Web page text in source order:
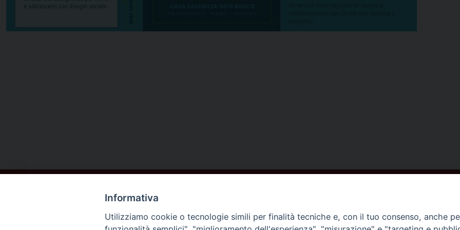
Informativa
Utilizziamo cookie o tecnologie simili per finalità tecniche e, con il tuo consenso, anche